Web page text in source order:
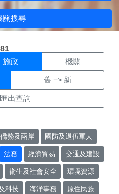
關搜尋
頁面
施政 機關
舊 => 新
匯出查詢
務及兩岸 國防及退伍軍人
法務 經濟貿易 交通及建設
衛生及社會安全 環境資源
科技 海洋事務 原住民族